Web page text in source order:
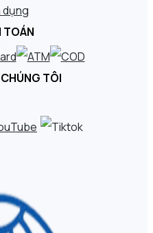
dụng
TOÁN
TÔI